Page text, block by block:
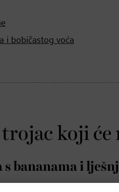
i bobičastog voća
koji
s bananama i